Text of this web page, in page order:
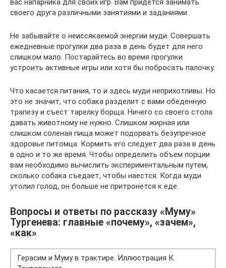
вас напарника для своих игр. Вам придется занимать
своего друга различными занятиями и заданиями.
Не забывайте о неиссякаемой энергии муди. Совершать
ежедневные прогулки два раза в день будет для него
слишком мало. Постарайтесь во время прогулки
устроить активные игры или хотя бы побросать палочку.
Что касается питания, то и здесь муди неприхотливы. Но
это не значит, что собака разделит с вами обеденную
трапезу и съест тарелку борща. Ничего со своего стола
давать животному не нужно. Слишком жирная или
слишком соленая пища может подорвать безупречное
здоровье питомца. Кормить его следует два раза в день
в одно и то же время. Чтобы определить объем порции
вам необходимо вычислить экспериментальным путем,
сколько собака съедает, чтобы наестся. Когда муди
утолил голод, он больше не притронется к еде.
Вопросы и ответы по рассказу «Муму»
Тургенева: главные «почему», «зачем»,
«как»
Герасим и Муму в трактире. Иллюстрация К.